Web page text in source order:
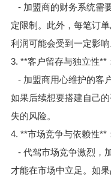
- 加盟商的财务系统需
定限制。此外，每笔订
利润可能会受到一定影响
3. **客户留存与独立性**
- 加盟商用心维护的客
如果后续想要搭建自己
失的风险。
4. **市场竞争与依赖性**
- 代驾市场竞争激烈，
才能在市场中立足。如